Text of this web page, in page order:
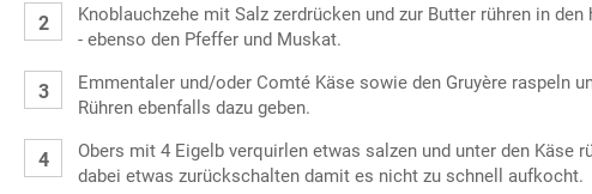
Knoblauchzehe mit Salz zerdrücken und zur Butter rühren in
- ebenso den Pfeffer und Muskat.
Emmentaler und/oder Comté Käse sowie den Gruyère raspeln
Rühren ebenfalls dazu geben.
Obers mit 4 Eigelb verquirlen etwas salzen und unter den Käse
dabei etwas zurückschalten damit es nicht zu schnell aufkocht.